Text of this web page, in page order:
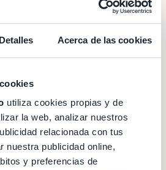
Detalles Acerca de las cookies
utiliza cookies propias y de
la web, analizar nuestros
relacionada con tus
nuestra publicidad online,
y preferencias de
de la
puede ver afectada.
hormonas que
de vello en la cara,
y el abdomen. Las chicas
de estas
pueden engordar y tener